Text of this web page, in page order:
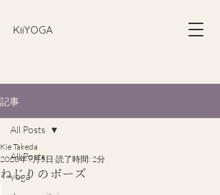
​KiiYOGA
記事
All Posts
yoga
All Posts
ねじりのポーズ
Kie Takeda
2020年9月5日 読了時間: 2分